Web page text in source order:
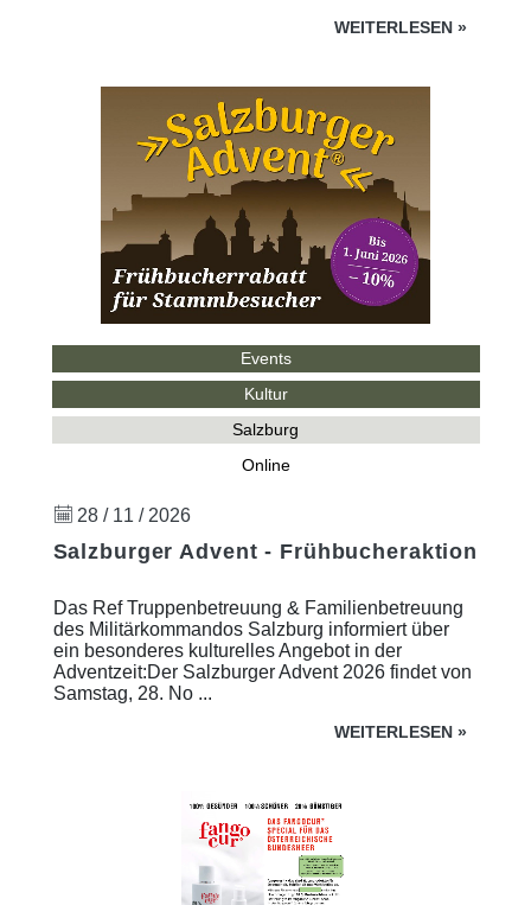
WEITERLESEN »
Events
Kultur
Salzburg
Online
28 / 11 / 2026
Salzburger Advent - Frühbucheraktion
Das Ref Truppenbetreuung & Familienbetreuung
des Militärkommandos Salzburg informiert über
ein besonderes kulturelles Angebot in der
Adventzeit:Der Salzburger Advent 2026 findet von
Samstag, 28. No ...
WEITERLESEN »